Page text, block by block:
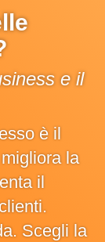
e il
è il
la
il
Scegli la